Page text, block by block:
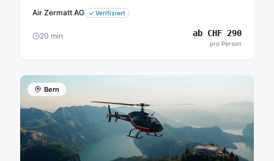
Air Zermatt AG
✓ Verifiziert
20 min ab CHF 290
pro Person
Bern